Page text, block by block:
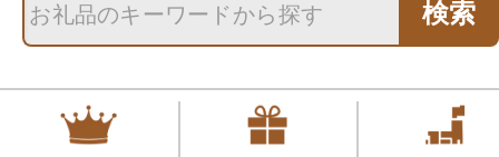
検索